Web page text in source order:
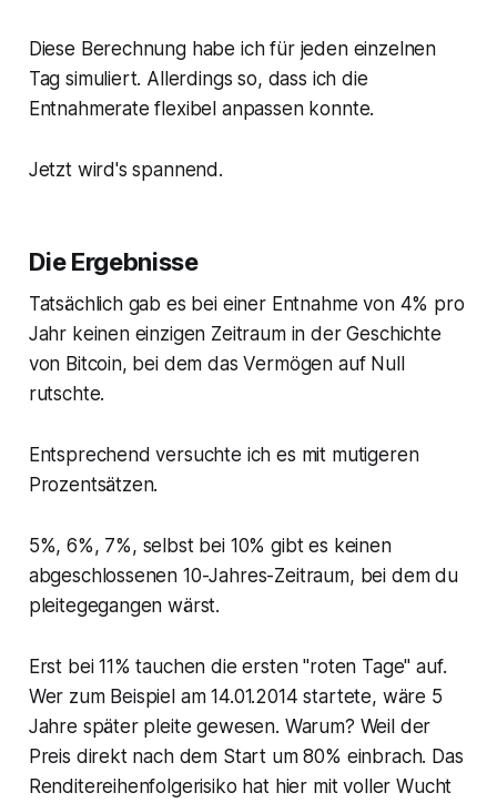
Diese Berechnung habe ich für jeden einzelnen
Tag simuliert. Allerdings so, dass ich die
Entnahmerate flexibel anpassen konnte.
Jetzt wird's spannend.
Die Ergebnisse
Tatsächlich gab es bei einer Entnahme von 4% pro
Jahr keinen einzigen Zeitraum in der Geschichte
von Bitcoin, bei dem das Vermögen auf Null
rutschte.
Entsprechend versuchte ich es mit mutigeren
Prozentsätzen.
5%, 6%, 7%, selbst bei 10% gibt es keinen
abgeschlossenen 10-Jahres-Zeitraum, bei dem du
pleitegegangen wärst.
Erst bei 11% tauchen die ersten "roten Tage" auf.
Wer zum Beispiel am 14.01.2014 startete, wäre 5
Jahre später pleite gewesen. Warum? Weil der
Preis direkt nach dem Start um 80% einbrach. Das
Renditereihenfolgerisiko hat hier mit voller Wucht